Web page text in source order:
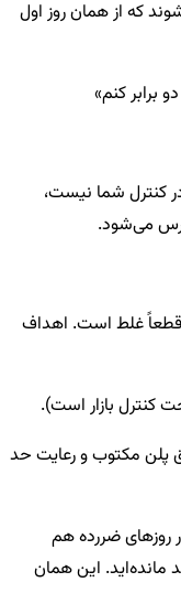
که از همان روز اول
برابر کنم»
کنترل شما نیست،
می‌شود.
غلط است. اهداف
طبق پلن مکتوب و رعایت حد
ضررده هم
مانده‌اید. این همان